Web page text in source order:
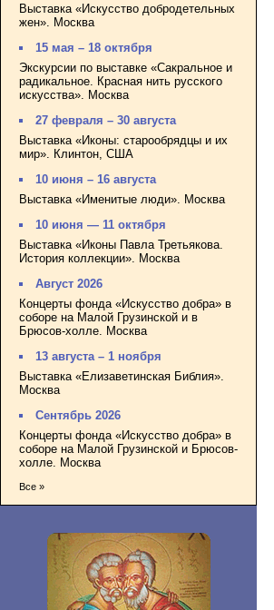
Выставка «Искусство добродетельных
жен». Москва
15 мая – 18 октября
Экскурсии по выставке «Сакральное и
радикальное. Красная нить русского
искусства». Москва
27 февраля – 30 августа
Выставка «Иконы: старообрядцы и их
мир». Клинтон, США
10 июня – 16 августа
Выставка «Именитые люди». Москва
10 июня — 11 октября
Выставка «Иконы Павла Третьякова.
История коллекции». Москва
Август 2026
Концерты фонда «Искусство добра» в
соборе на Малой Грузинской и в
Брюсов-холле. Москва
13 августа – 1 ноября
Выставка «Елизаветинская Библия».
Москва
Сентябрь 2026
Концерты фонда «Искусство добра» в
соборе на Малой Грузинской и Брюсов-
холле. Москва
Все »